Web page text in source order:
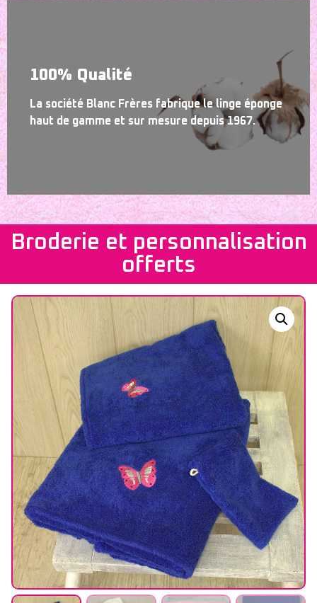
100% Qualité
La société Blanc Frères fabrique le linge éponge
haut de gamme et sur mesure depuis 1967.
Broderie et personnalisation
offerts